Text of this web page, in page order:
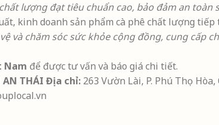
lượng đạt tiêu chuẩn cao, bảo đảm an toàn
kinh doanh sản phẩm cà phê chất lượng
và chăm sóc sức khỏe cộng đồng, cung cấp
Nam để được tư vấn và báo giá chi tiết.
AN THÁI Địa chỉ: 263 Vườn Lài, P. Phú Thọ Hòa,